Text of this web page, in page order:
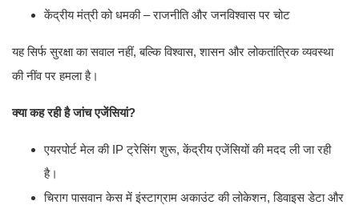
केंद्रीय मंत्री को धमकी – राजनीति और जनविश्वास पर चोट
यह सिर्फ सुरक्षा का सवाल नहीं, बल्कि विश्वास, शासन और लोकतांत्रिक व्यवस्था
की नींव पर हमला है।
क्या कह रही है जांच एजेंसियां?
एयरपोर्ट मेल की IP ट्रेसिंग शुरू, केंद्रीय एजेंसियों की मदद ली जा रही
है।
चिराग पासवान केस में इंस्टाग्राम अकाउंट की लोकेशन, डिवाइस डेटा और